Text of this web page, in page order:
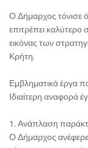
Ο Δήμαρχος τόνισε
επιτρέπει
εικόνας των
Κρήτη.
Εμβληματικά έργα
Ιδιαίτερη αναφορά
1. Ανάπλαση
Ο Δήμαρχος ανέφερε